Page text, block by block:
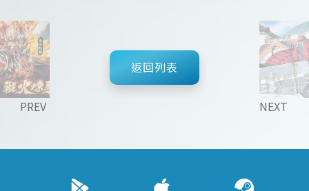
PREV
返回列表
NEXT